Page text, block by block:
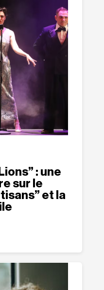
: une
sur le
et la